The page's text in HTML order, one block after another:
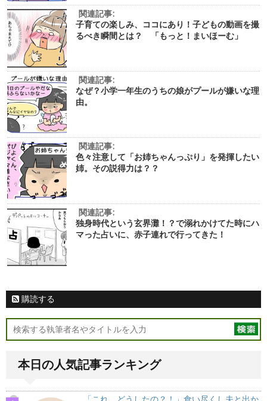
関連記事:
子育ての楽しみ、ココにあり！子どもの動画を撮
るべき瞬間とは？ 「もっと！まいほーむ」
関連記事:
なぜ？小学一年生のうちの娘がプールが嫌いな理
由。
関連記事:
色々注意して「お姉ちゃんっぷり」を発揮したい
姉。その説得力は？？
関連記事:
独身時代という玄界灘！？で溺れかけてた時にハ
マった占いに、赤子連れで行ってきた！
購読する
本日の人気記事ランキング